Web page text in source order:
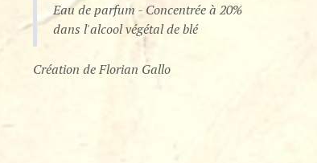
Eau de parfum - Concentrée à 20%
dans l'alcool végétal de blé
Création de Florian Gallo